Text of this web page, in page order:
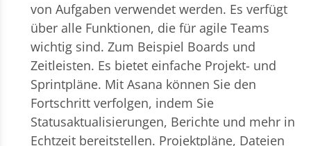
von Aufgaben verwendet werden. Es verfügt
über alle Funktionen, die für agile Teams
wichtig sind. Zum Beispiel Boards und
Zeitleisten. Es bietet einfache Projekt- und
Sprintpläne. Mit Asana können Sie den
Fortschritt verfolgen, indem Sie
Statusaktualisierungen, Berichte und mehr in
Echtzeit bereitstellen. Projektpläne, Dateien